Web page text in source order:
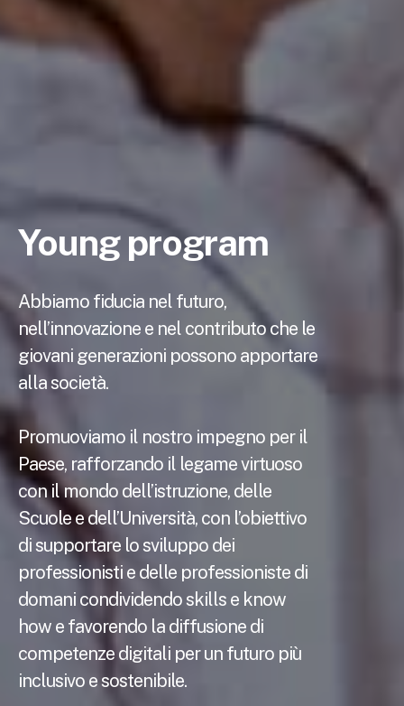
Young program
Abbiamo fiducia nel futuro,
nell’innovazione e nel contributo che le
giovani generazioni possono apportare
alla società.
Promuoviamo il nostro impegno per il
Paese, rafforzando il legame virtuoso
con il mondo dell’istruzione, delle
Scuole e dell’Università, con l’obiettivo
di supportare lo sviluppo dei
professionisti e delle professioniste di
domani condividendo skills e know
how e favorendo la diffusione di
competenze digitali per un futuro più
inclusivo e sostenibile.